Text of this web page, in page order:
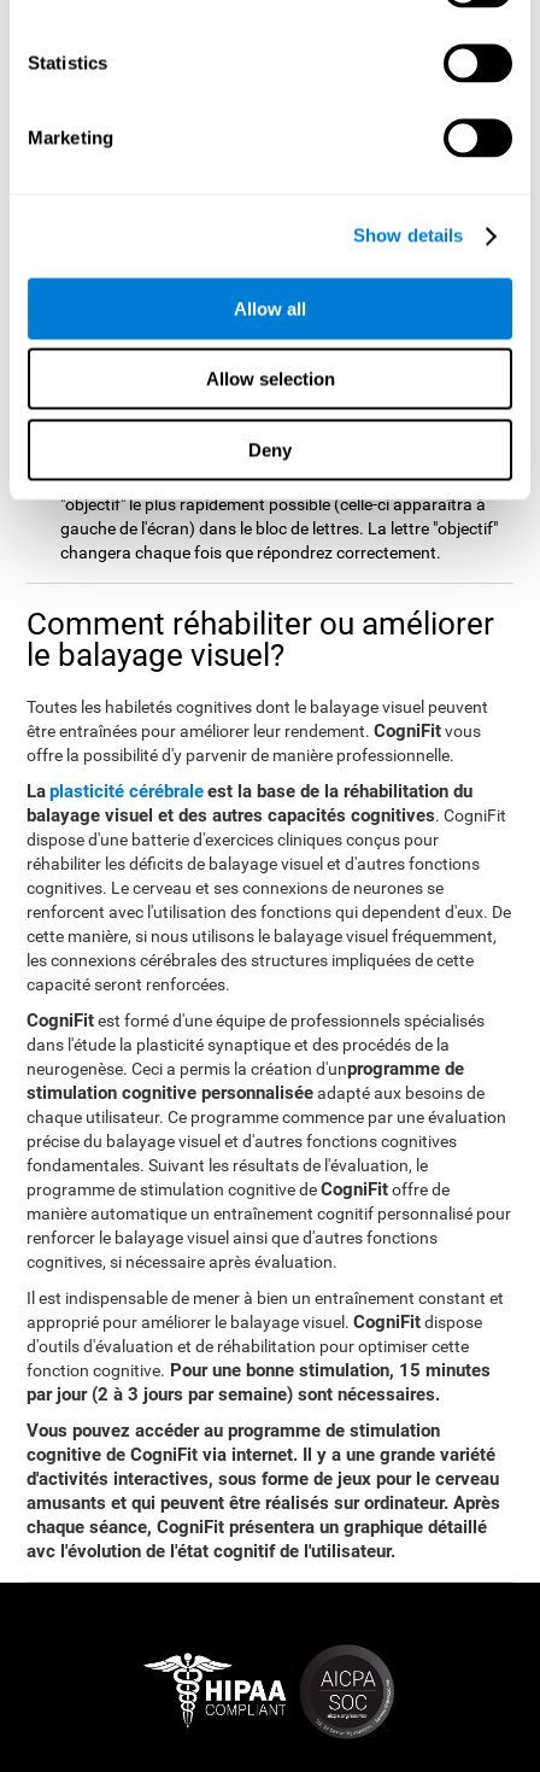
Statistics
Marketing
Show details
Allow all
Allow selection
Deny
plusieurs stimuli en mouvements à l'écran. Vous devrez
cliquer sur les stimuli "objectifs" aussi vite que possible, tout
Test de Programmation VIPER-PLAN
: Vous devrez sortir une
objets à l'écran. Vous devrez premièrement vous souvenir de
certains seront différents à ceux présentés au début du test,
vous devrez détecter la séquence initiale dans le même ordre.
Test de Vitesse REST-HECOOR: Vous verrez apparaître un
carré aussi vite que possible. Plus vous cliquerez sur le
bouton dans le temps imparti, plus les résultats seront bons.
Test d'exploration SCAVI-REST: Vous devrez trouver la lettre
"objectif" le plus rapidement possible (celle-ci apparaîtra à
gauche de l'écran) dans le bloc de lettres. La lettre "objectif"
changera chaque fois que répondrez correctement.
Comment réhabiliter ou améliorer
le balayage visuel?
Toutes les habiletés cognitives dont le balayage visuel peuvent
être entraînées pour améliorer leur rendement.CogniFitvous
offre la possibilité d'y parvenir de manière professionnelle.
Laplasticité cérébraleest la base de la réhabilitation du
balayage visuel et des autres capacités cognitives. CogniFit
dispose d'une batterie d'exercices cliniques conçus pour
réhabiliter les déficits de balayage visuel et d'autres fonctions
cognitives. Le cerveau et ses connexions de neurones se
renforcent avec l'utilisation des fonctions qui dependent d'eux. De
cette manière, si nous utilisons le balayage visuel fréquemment,
les connexions cérébrales des structures impliquées de cette
capacité seront renforcées.
CogniFitest formé d'une équipe de professionnels spécialisés
dans l'étude la plasticité synaptique et des procédés de la
neurogenèse. Ceci a permis la création d'unprogramme de
stimulation cognitive personnaliséeadapté aux besoins de
chaque utilisateur. Ce programme commence par une évaluation
précise du balayage visuel et d'autres fonctions cognitives
fondamentales. Suivant les résultats de l'évaluation, le
programme de stimulation cognitive deCogniFitoffre de
manière automatique un entraînement cognitif personnalisé pour
renforcer le balayage visuel ainsi que d'autres fonctions
cognitives, si nécessaire après évaluation.
Il est indispensable de mener à bien un entraînement constant et
approprié pour améliorer le balayage visuel.CogniFitdispose
d'outils d'évaluation et de réhabilitation pour optimiser cette
fonction cognitive. Pour une bonne stimulation, 15 minutes
par jour (2 à 3 jours par semaine) sont nécessaires.
Vous pouvezaccéder au programme de stimulation
cognitive de CogniFit via internet. Il y a une grande variété
d'activités interactives, sous forme de jeux pour le cerveau
amusants et qui peuvent être réalisés sur ordinateur. Après
chaque séance, CogniFit présentera un graphique détaillé
avc l'évolution de l'état cognitif de l'utilisateur.